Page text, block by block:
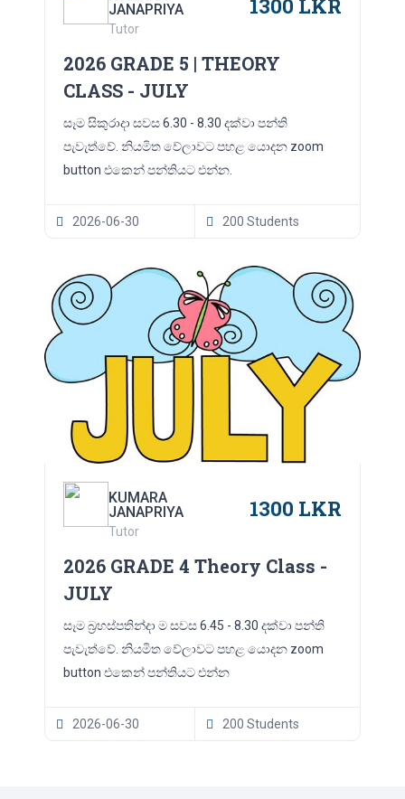
JANAPRIYA
Tutor
1300 LKR
2026 GRADE 5 | THEORY
CLASS - JULY
සෑම සිකුරාදා සවස 6.30 - 8.30 දක්වා පන්ති
පැවැත්වේ. නියමිත වේලාවට පහළ යොදන zoom
button එකෙන් පන්තියට එන්න.
2026-06-30 200 Students
KUMARA
JANAPRIYA
Tutor
1300 LKR
2026 GRADE 4 Theory Class -
JULY
සෑම බ්‍රහස්පතින්දා ම සවස 6.45 - 8.30 දක්වා පන්ති
පැවැත්වේ. නියමිත වේලාවට පහළ යොදන zoom
button එකෙන් පන්තියට එන්න
2026-06-30 200 Students